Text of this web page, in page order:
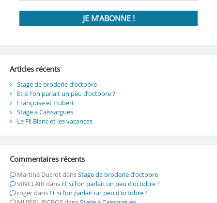
Articles récents
Stage de broderie d’octobre
Et si l’on parlait un peu d’octobre ?
Françoise et Hubert
Stage à Caissargues
Le Fil Blanc et les vacances
Commentaires récents
Martine DucrotdansStage de broderie d’octobre
VINCLAIRdans Et si l’on parlait un peu d’octobre ?
rogerdans Et si l’on parlait un peu d’octobre ?